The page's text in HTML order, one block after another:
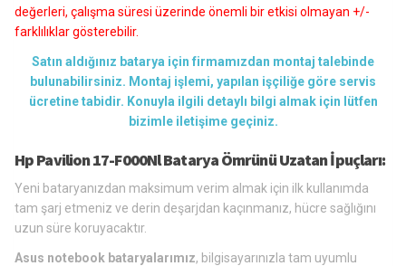
değerleri, çalışma süresi üzerinde önemli bir etkisi olmayan +/-
farklılıklar gösterebilir.
Satın aldığınız batarya için firmamızdan montaj talebinde
bulunabilirsiniz. Montaj işlemi, yapılan işçiliğe göre servis
ücretine tabidir. Konuyla ilgili detaylı bilgi almak için lütfen
bizimle iletişime geçiniz.
Hp Pavilion 17-F000Nl Batarya Ömrünü Uzatan İpuçları:
Yeni bataryanızdan maksimum verim almak için ilk kullanımda
tam şarj etmeniz ve derin deşarjdan kaçınmanız, hücre sağlığını
uzun süre koruyacaktır.
Asus notebook bataryalarımız, bilgisayarınızla tam uyumlu